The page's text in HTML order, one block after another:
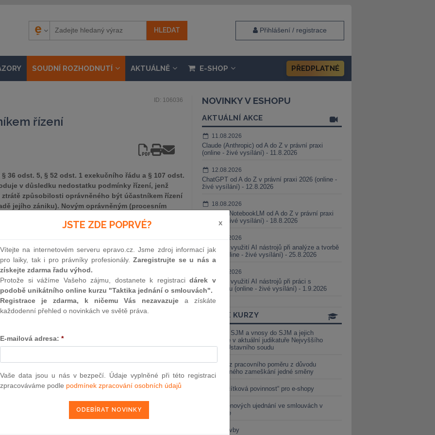
Přihlášení / registrace
SOUDNÍ ROZHODNUTÍ AKTUÁLNĚ E-SHOP PŘEDPLATNÉ
ID: 106036
řízení
36 odst. 5, § 52 odst. 1 exekučního řádu a § 107 odst.
v důsledku nedostatku podmínky řízení, jenž
způsobilosti oprávněného být účastníkem řízení
jejího zániku). Novým oprávněným (procesním
stává osoba, o níž to stanoví zákon – při
180 a násl. zákona č. 125/2008 Sb., o přeměnách
osobou nástupnická korporace. Při fúzi
(přechodu práv a povinností), kdy ve smyslu § 61
korporace vstupuje do právního postavení
zanikající korporace. Soudní exekutor (soud)
podle § 107 o. s. ř. z úřední povinnosti a není
případný nesouhlas nového oprávněného,
sp.zn. 20 Cdo 4698/2016, ze dne 15.2.2017)
exekuční věci oprávněné BNP PARIBAS PERSONAL
republika, zastoupené Mgr. M.F., advokátkou se sídlem v
Mgr. L.J., advokátem se sídlem v P., pro 45 526 Kč s
Mgr. J.B., Exekutorský úřad Praha-západ, pod sp. zn.
usnesení Krajského soudu v Praze ze dne 15. 9. 2015,
se zamítá.
rozhodnutím potvrdil usnesení ze dne 10. 7. 2015, č. j.
NOVINKY V ESHOPU
AKTUÁLNÍ AKCE
11.08.2026
Claude (Anthropic) od A do Z v právní praxi
(online - živé vysílání) - 11.8.2026
12.08.2026
ChatGPT od A do Z v právní praxi 2026 (online -
živé vysílání) - 12.8.2026
18.08.2026
Gemini a NotebookLM od A do Z v právní praxi
(online - živé vysílání) - 18.8.2026
25.08.2026
Praktické využití AI nástrojů při analýze a tvorbě
smluv (online - živé vysílání) - 25.8.2026
01.09.2026
Praktické využití AI nástrojů při práci s
judikaturou (online - živé vysílání) - 1.9.2026
ONLINE KURZY
Vnosy ze SJM a vnosy do SJM a jejich
valorizace v aktuální judikatuře Nejvyššího
soudu a Ústavního soudu
Výpověď z pracovního poměru z důvodu
neomluveného zameškání jedné směny
Nová „tlačítková povinnost“ pro e-shopy
Změna cenových ujednání ve smlouvách v
energetice
Černé stavby
JSTE ZDE POPRVÉ? x
Vítejte na internetovém serveru epravo.cz. Jsme zdroj informací jak
pro laiky, tak i pro právníky profesionály.Zaregistrujte se u nás a
získejte zdarma řadu výhod.
Protože si vážíme Vašeho zájmu, dostanete k registracidárek v
podobě unikátního online kurzu "Taktika jednání o smlouvách".
Registrace je zdarma, k ničemu Vás nezavazuje a získáte
každodenní přehled o novinkách ve světě práva.
E-mailová adresa: *
Vaše data jsou u nás v bezpečí. Údaje vyplněné při této registraci
zpracováváme podle podmínek zpracování osobních údajů